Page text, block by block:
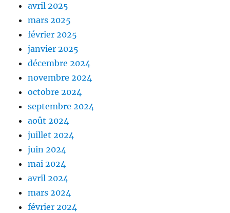
avril 2025
mars 2025
février 2025
janvier 2025
décembre 2024
novembre 2024
octobre 2024
septembre 2024
août 2024
juillet 2024
juin 2024
mai 2024
avril 2024
mars 2024
février 2024